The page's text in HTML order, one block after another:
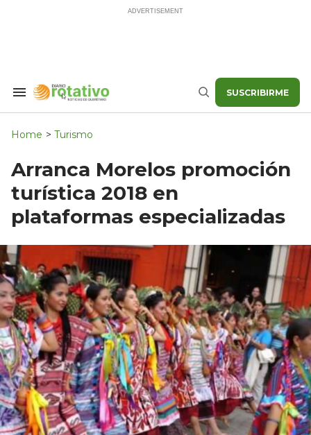
Search
Navigation
Buscar SUSCRIBIRME
Home > Turismo
Arranca Morelos promoción
turística 2018 en
plataformas especializadas